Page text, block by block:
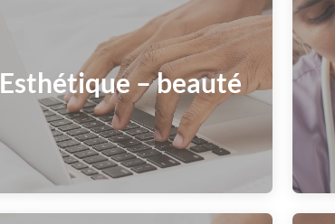
Esthétique – beauté